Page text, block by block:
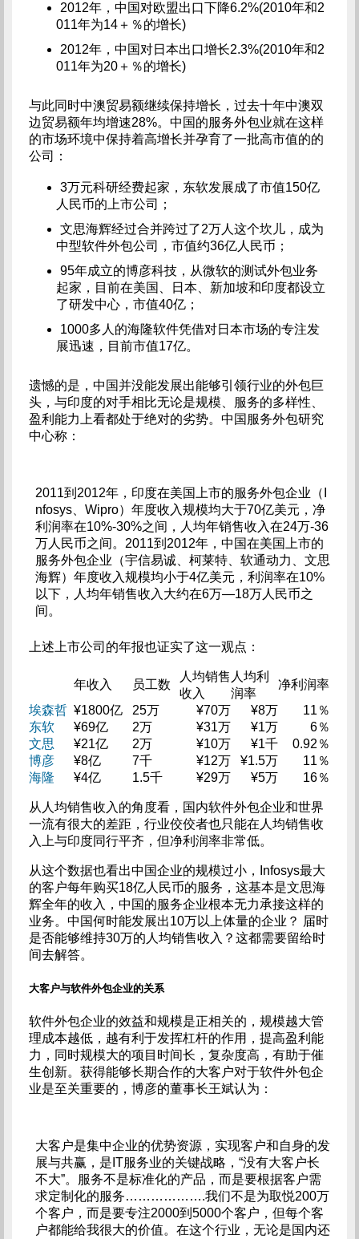
2012年，中国对欧盟出口下降6.2%(2010年和2
011年为14＋％的增长)
2012年，中国对日本出口增长2.3%(2010年和2
011年为20＋％的增长)
与此同时中澳贸易额继续保持增长，过去十年中澳双
边贸易额年均增速28%。中国的服务外包业就在这样
的市场环境中保持着高增长并孕育了一批高市值的的
公司：
3万元科研经费起家，东软发展成了市值150亿
人民币的上市公司；
文思海辉经过合并跨过了2万人这个坎儿，成为
中型软件外包公司，市值约36亿人民币；
95年成立的博彦科技，从微软的测试外包业务
起家，目前在美国、日本、新加坡和印度都设立
了研发中心，市值40亿；
1000多人的海隆软件凭借对日本市场的专注发
展迅速，目前市值17亿。
遗憾的是，中国并没能发展出能够引领行业的外包巨
头，与印度的对手相比无论是规模、服务的多样性、
盈利能力上看都处于绝对的劣势。中国服务外包研究
中心称：
2011到2012年，印度在美国上市的服务外包企业（I
nfosys、Wipro）年度收入规模均大于70亿美元，净
利润率在10%-30%之间，人均年销售收入在24万-36
万人民币之间。2011到2012年，中国在美国上市的
服务外包企业（宇信易诚、柯莱特、软通动力、文思
海辉）年度收入规模均小于4亿美元，利润率在10%
以下，人均年销售收入大约在6万—18万人民币之
间。
上述上市公司的年报也证实了这一观点：
年收入 员工数
人均销售
收入
人均利
润率
净利润率
埃森哲 ¥1800亿 25万 ¥70万 ¥8万
11％
东软
¥69亿 2万 ¥31万 ¥1万
6％
文思
¥21亿 2万 ¥10万 ¥1千
0.92％
博彦
¥8亿 7千 ¥12万 ¥1.5万
11％
海隆
¥4亿 1.5千 ¥29万 ¥5万 16％
从人均销售收入的角度看，国内软件外包企业和世界
一流有很大的差距，行业佼佼者也只能在人均销售收
入上与印度同行平齐，但净利润率非常低。
从这个数据也看出中国企业的规模过小，Infosys最大
的客户每年购买18亿人民币的服务，这基本是文思海
辉全年的收入，中国的服务企业根本无力承接这样的
业务。中国何时能发展出10万以上体量的企业？ 届时
是否能够维持30万的人均销售收入？这都需要留给时
间去解答。
大客户与软件外包企业的关系
软件外包企业的效益和规模是正相关的，规模越大管
理成本越低，越有利于发挥杠杆的作用，提高盈利能
力，同时规模大的项目时间长，复杂度高，有助于催
生创新。获得能够长期合作的大客户对于软件外包企
业是至关重要的，博彦的董事长王斌认为：
大客户是集中企业的优势资源，实现客户和自身的发
展与共赢，是IT服务业的关键战略，“没有大客户长
不大”。服务不是标准化的产品，而是要根据客户需
求定制化的服务……………….我们不是为取悦200万
个客户，而是要专注2000到5000个客户，但每个客
户都能给我很大的价值。在这个行业，无论是国内还